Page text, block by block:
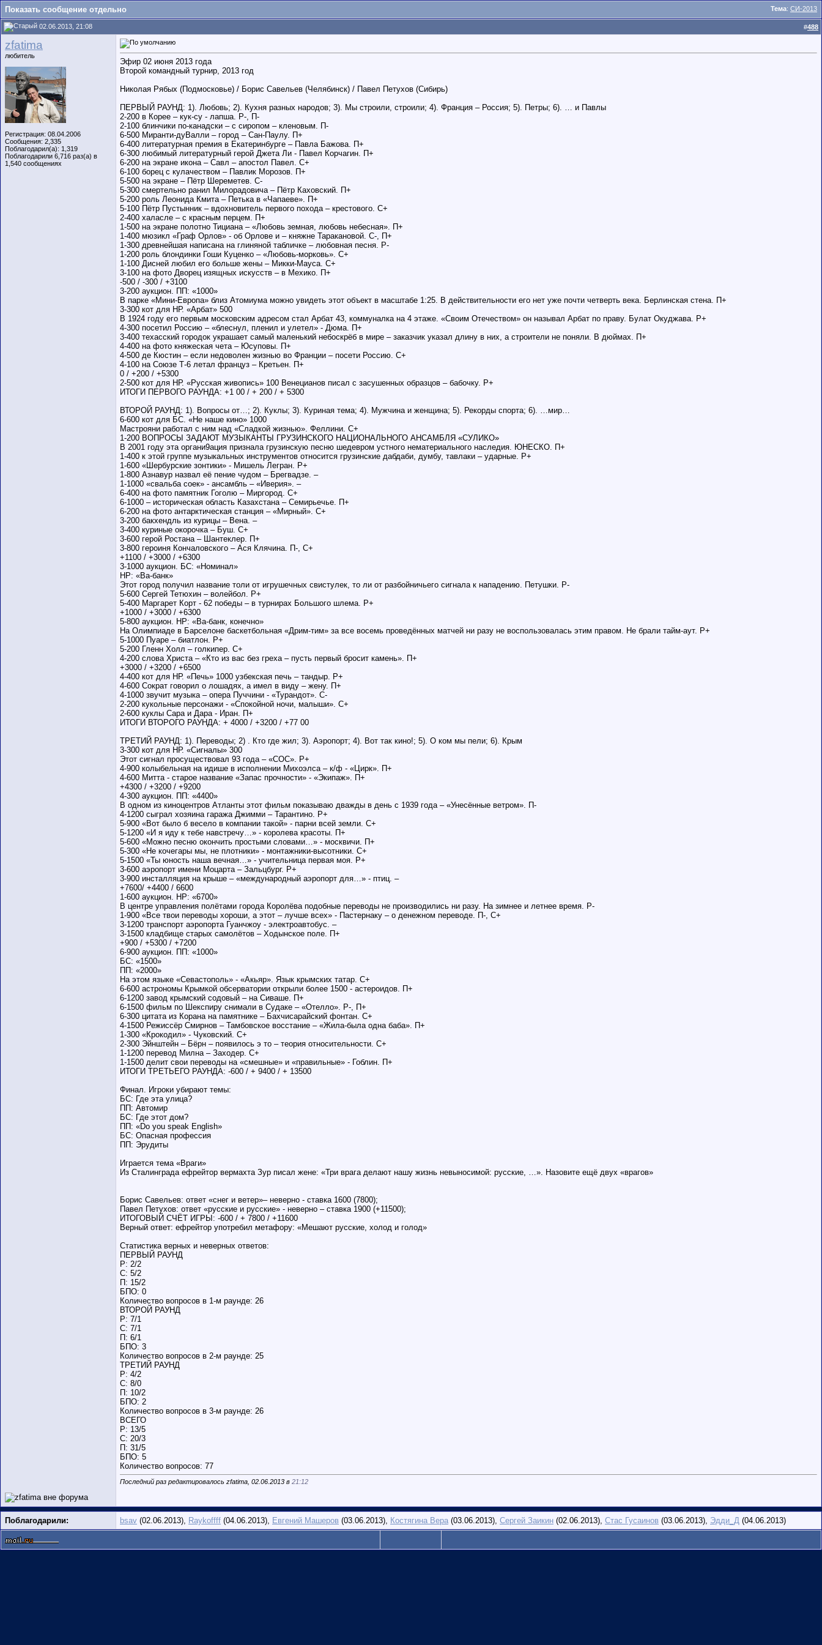
Тема: СИ-2013
Показать сообщение отдельно
02.06.2013, 21:08 #488
zfatima
любитель
Регистрация: 08.04.2006
Сообщения: 2,335
Поблагодарил(а): 1,319
Поблагодарили 6,716 раз(а) в
1,540 сообщениях
Эфир 02 июня 2013 года
Второй командный турнир, 2013 год
Николая Рябых (Подмосковье) / Борис Савельев (Челябинск) / Павел Петухов (Сибирь)
ПЕРВЫЙ РАУНД: 1). Любовь; 2). Кухня разных народов; 3). Мы строили, строили; 4). Франция – Россия; 5). Петры; 6). … и Павлы
2-200 в Корее – кук-су - лапша. Р-, П-
2-100 блинчики по-канадски – с сиропом – кленовым. П-
6-500 Миранти-дуВалли – город – Сан-Паулу. П+
6-400 литературная премия в Екатеринбурге – Павла Бажова. П+
6-300 любимый литературный герой Джета Ли - Павел Корчагин. П+
6-200 на экране икона – Савл – апостол Павел. С+
6-100 борец с кулачеством – Павлик Морозов. П+
5-500 на экране – Пётр Шереметев. С-
5-300 смертельно ранил Милорадовича – Пётр Каховский. П+
5-200 роль Леонида Кмита – Петька в «Чапаеве». П+
5-100 Пётр Пустынник – вдохновитель первого похода – крестового. С+
2-400 халасле – с красным перцем. П+
1-500 на экране полотно Тициана – «Любовь земная, любовь небесная». П+
1-400 мюзикл «Граф Орлов» - об Орлове и – княжне Таракановой. С-, П+
1-300 древнейшая написана на глиняной табличке – любовная песня. Р-
1-200 роль блондинки Гоши Куценко – «Любовь-морковь». С+
1-100 Дисней любил его больше жены – Микки-Мауса. С+
3-100 на фото Дворец изящных искусств – в Мехико. П+
-500 / -300 / +3100
3-200 аукцион. ПП: «1000»
В парке «Мини-Европа» близ Атомиума можно увидеть этот объект в масштабе 1:25. В действительности его нет уже почти четверть века. Берлинская стена. П+
3-300 кот для НР. «Арбат» 500
В 1924 году его первым московским адресом стал Арбат 43, коммуналка на 4 этаже. «Своим Отечеством» он называл Арбат по праву. Булат Окуджава. Р+
4-300 посетил Россию – «блеснул, пленил и улетел» - Дюма. П+
3-400 техасский городок украшает самый маленький небоскрёб в мире – заказчик указал длину в них, а строители не поняли. В дюймах. П+
4-400 на фото княжеская чета – Юсуповы. П+
4-500 де Кюстин – если недоволен жизнью во Франции – посети Россию. С+
4-100 на Союзе Т-6 летал француз – Кретьен. П+
0 / +200 / +5300
2-500 кот для НР. «Русская живопись» 100 Венецианов писал с засушенных образцов – бабочку. Р+
ИТОГИ ПЕРВОГО РАУНДА: +1 00 / + 200 / + 5300
ВТОРОЙ РАУНД: 1). Вопросы от…; 2). Куклы; 3). Куриная тема; 4). Мужчина и женщина; 5). Рекорды спорта; 6). …мир…
6-600 кот для БС. «Не наше кино» 1000
Мастрояни работал с ним над «Сладкой жизнью». Феллини. С+
1-200 ВОПРОСЫ ЗАДАЮТ МУЗЫКАНТЫ ГРУЗИНСКОГО НАЦИОНАЛЬНОГО АНСАМБЛЯ «СУЛИКО»
В 2001 году эта органи9ация признала грузинскую песню шедевром устного нематериального наследия. ЮНЕСКО. П+
1-400 к этой группе музыкальных инструментов относится грузинские дабдаби, думбу, тавлаки – ударные. Р+
1-600 «Шербурские зонтики» - Мишель Легран. Р+
1-800 Азнавур назвал её пение чудом – Брегвадзе. –
1-1000 «свальба соек» - ансамбль – «Иверия». –
6-400 на фото памятник Гоголю – Миргород. С+
6-1000 – историческая область Казахстана – Семирьечье. П+
6-200 на фото антарктическая станция – «Мирный». С+
3-200 бакхендль из курицы – Вена. –
3-400 куриные окорочка – Буш. С+
3-600 герой Ростана – Шантеклер. П+
3-800 героиня Кончаловского – Ася Клячина. П-, С+
+1100 / +3000 / +6300
3-1000 аукцион. БС: «Номинал»
НР: «Ва-банк»
Этот город получил название толи от игрушечных свистулек, то ли от разбойничьего сигнала к нападению. Петушки. Р-
5-600 Сергей Тетюхин – волейбол. Р+
5-400 Маргарет Корт - 62 победы – в турнирах Большого шлема. Р+
+1000 / +3000 / +6300
5-800 аукцион. НР: «Ва-банк, конечно»
На Олимпиаде в Барселоне баскетбольная «Дрим-тим» за все восемь проведённых матчей ни разу не воспользовалась этим правом. Не брали тайм-аут. Р+
5-1000 Пуаре – биатлон. Р+
5-200 Гленн Холл – голкипер. С+
4-200 слова Христа – «Кто из вас без греха – пусть первый бросит камень». П+
+3000 / +3200 / +6500
4-400 кот для НР. «Печь» 1000 узбекская печь – тандыр. Р+
4-600 Сократ говорил о лошадях, а имел в виду – жену. П+
4-1000 звучит музыка – опера Пуччини - «Турандот». С-
2-200 кукольные персонажи - «Спокойной ночи, малыши». С+
2-600 куклы Сара и Дара - Иран. П+
ИТОГИ ВТОРОГО РАУНДА: + 4000 / +3200 / +77 00
ТРЕТИЙ РАУНД: 1). Переводы; 2) . Кто где жил; 3). Аэропорт; 4). Вот так кино!; 5). О ком мы пели; 6). Крым
3-300 кот для НР. «Сигналы» 300
Этот сигнал просуществовал 93 года – «СОС». Р+
4-900 колыбельная на идише в исполнении Михоэлса – к/ф - «Цирк». П+
4-600 Митта - старое название «Запас прочности» - «Экипаж». П+
+4300 / +3200 / +9200
4-300 аукцион. ПП: «4400»
В одном из киноцентров Атланты этот фильм показываю дважды в день с 1939 года – «Унесённые ветром». П-
4-1200 сыграл хозяина гаража Джимми – Тарантино. Р+
5-900 «Вот было б весело в компании такой» - парни всей земли. С+
5-1200 «И я иду к тебе навстречу…» - королева красоты. П+
5-600 «Можно песню окончить простыми словами…» - москвичи. П+
5-300 «Не кочегары мы, не плотники» - монтажники-высотники. С+
5-1500 «Ты юность наша вечная…» - учительница первая моя. Р+
3-600 аэропорт имени Моцарта – Зальцбург. Р+
3-900 инсталляция на крыше – «международный аэропорт для…» - птиц. –
+7600/ +4400 / 6600
1-600 аукцион. НР: «6700»
В центре управления полётами города Королёва подобные переводы не производились ни разу. На зимнее и летнее время. Р-
1-900 «Все твои переводы хороши, а этот – лучше всех» - Пастернаку – о денежном переводе. П-, С+
3-1200 транспорт аэропорта Гуанчжоу - электроавтобус. –
3-1500 кладбище старых самолётов – Ходынское поле. П+
+900 / +5300 / +7200
6-900 аукцион. ПП: «1000»
БС: «1500»
ПП: «2000»
На этом языке «Севастополь» - «Акьяр». Язык крымских татар. С+
6-600 астрономы Крымкой обсерватории открыли более 1500 - астероидов. П+
6-1200 завод крымский содовый – на Сиваше. П+
6-1500 фильм по Шекспиру снимали в Судаке – «Отелло». Р-, П+
6-300 цитата из Корана на памятнике – Бахчисарайский фонтан. С+
4-1500 Режиссёр Смирнов – Тамбовское восстание – «Жила-была одна баба». П+
1-300 «Крокодил» - Чуковский. С+
2-300 Эйнштейн – Бёрн – появилось э то – теория относительности. С+
1-1200 перевод Милна – Заходер. С+
1-1500 делит свои переводы на «смешные» и «правильные» - Гоблин. П+
ИТОГИ ТРЕТЬЕГО РАУНДА: -600 / + 9400 / + 13500
Финал. Игроки убирают темы:
БС: Где эта улица?
ПП: Автомир
БС: Где этот дом?
ПП: «Do you speak English»
БС: Опасная профессия
ПП: Эрудиты
Играется тема «Враги»
Из Сталинграда ефрейтор вермахта Зур писал жене: «Три врага делают нашу жизнь невыносимой: русские, …». Назовите ещё двух «врагов»
Борис Савельев: ответ «снег и ветер»– неверно - ставка 1600 (7800);
Павел Петухов: ответ «русские и русские» - неверно – ставка 1900 (+11500);
ИТОГОВЫЙ СЧЁТ ИГРЫ: -600 / + 7800 / +11600
Верный ответ: ефрейтор употребил метафору: «Мешают русские, холод и голод»
Статистика верных и неверных ответов:
ПЕРВЫЙ РАУНД
Р: 2/2
С: 5/2
П: 15/2
БПО: 0
Количество вопросов в 1-м раунде: 26
ВТОРОЙ РАУНД
Р: 7/1
С: 7/1
П: 6/1
БПО: 3
Количество вопросов в 2-м раунде: 25
ТРЕТИЙ РАУНД
Р: 4/2
С: 8/0
П: 10/2
БПО: 2
Количество вопросов в 3-м раунде: 26
ВСЕГО
Р: 13/5
С: 20/3
П: 31/5
БПО: 5
Количество вопросов: 77
Последний раз редактировалось zfatima, 02.06.2013 в 21:12
Поблагодарили: bsav (02.06.2013), Raykoffff (04.06.2013), Евгений Машеров (03.06.2013), Костягина Вера (03.06.2013), Сергей Заикин (02.06.2013), Стас Гусаинов (03.06.2013), Эдди_Д (04.06.2013)